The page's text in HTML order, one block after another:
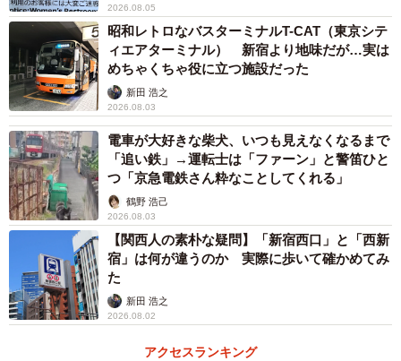
反対側の線路まで広がりシャッターを切る撮り鉄たち（左）（提供動画
より）
ーー線路に立ち入ったのは若い人に見えます。
「撮り鉄の年齢層は広く、おじさんぐらいの方もある程度
いましたが、映像の通り、危険な行動をした人たちは若い
人に偏っていました。一方、ルールを守って撮影する若い
人もたくさんいらっしゃいました」
「線路に飛び出した人は、前に割り込まれたくなくて我先
に線路内に侵入したんだと思います」
2026.08.05
昭和レトロなバスターミナルT-CAT（東京シテ
ィエアターミナル） 新宿より地味だが…実は
めちゃくちゃ役に立つ施設だった
新田 浩之
2026.08.03
電車が大好きな柴犬、いつも見えなくなるまで
「追い鉄」→運転士は「ファーン」と警笛ひと
つ「京急電鉄さん粋なことしてくれる」
鶴野 浩己
2026.08.03
【関西人の素朴な疑問】「新宿西口」と「西新
宿」は何が違うのか 実際に歩いて確かめてみ
た
新田 浩之
2026.08.02
アクセスランキング